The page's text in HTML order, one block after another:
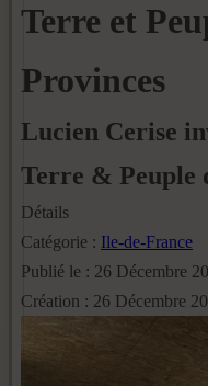
Terre et
Provinces
Lucien Cerise
Terre & Peuple
Détails
Catégorie : Ile-de-France
Publié le : 26 Décembre
Création : 26 Décembre